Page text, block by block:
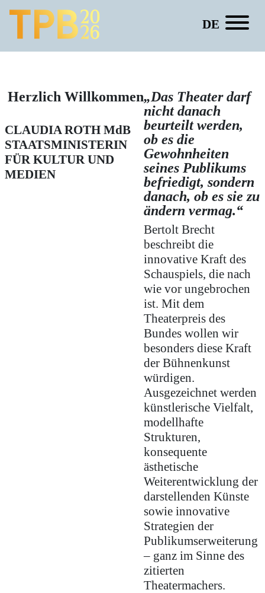
DE
Herzlich Willkommen
CLAUDIA ROTH MdB
STAATSMINISTERIN
FÜR KULTUR UND
MEDIEN
„Das Theater darf
nicht danach
beurteilt werden,
ob es die
Gewohnheiten
seines Publikums
befriedigt, sondern
danach, ob es sie zu
ändern vermag.“
Bertolt Brecht
beschreibt die
innovative Kraft des
Schauspiels, die nach
wie vor ungebrochen
ist. Mit dem
Theaterpreis des
Bundes wollen wir
besonders diese Kraft
der Bühnenkunst
würdigen.
Ausgezeichnet werden
künstlerische Vielfalt,
modellhafte
Strukturen,
konsequente
ästhetische
Weiterentwicklung der
darstellenden Künste
sowie innovative
Strategien der
Publikumserweiterung
– ganz im Sinne des
zitierten
Theatermachers.